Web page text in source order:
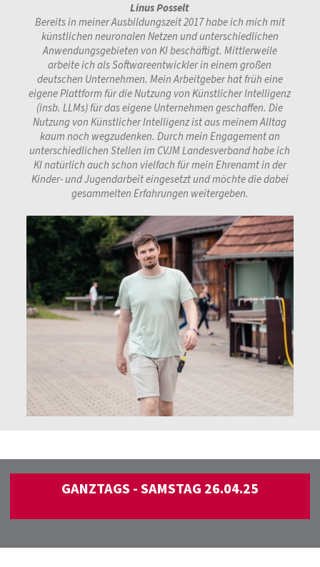
Linus Posselt
Bereits in meiner Ausbildungszeit 2017 habe ich mich mit
künstlichen neuronalen Netzen und unterschiedlichen
Anwendungsgebieten von KI beschäftigt. Mittlerweile
arbeite ich als Softwareentwickler in einem großen
deutschen Unternehmen. Mein Arbeitgeber hat früh eine
eigene Plattform für die Nutzung von Künstlicher Intelligenz
(insb. LLMs) für das eigene Unternehmen geschaffen. Die
Nutzung von Künstlicher Intelligenz ist aus meinem Alltag
kaum noch wegzudenken. Durch mein Engagement an
unterschiedlichen Stellen im CVJM Landesverband habe ich
KI natürlich auch schon vielfach für mein Ehrenamt in der
Kinder- und Jugendarbeit eingesetzt und möchte die dabei
gesammelten Erfahrungen weitergeben.
GANZTAGS - SAMSTAG 26.04.25